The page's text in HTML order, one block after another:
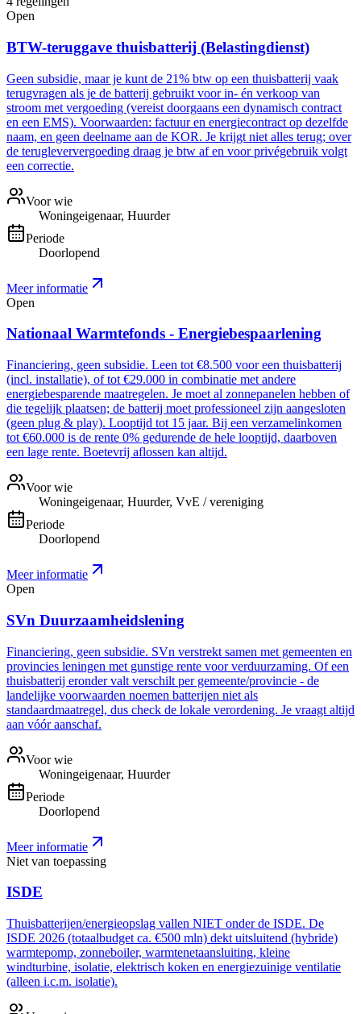
Open
BTW-teruggave thuisbatterij (Belastingdienst)
Geen subsidie, maar je kunt de 21% btw op een thuisbatterij vaak
terugvragen als je de batterij gebruikt voor in- én verkoop van
stroom met vergoeding (vereist doorgaans een dynamisch contract
en een EMS). Voorwaarden: factuur en energiecontract op dezelfde
naam, en geen deelname aan de KOR. Je krijgt niet alles terug; over
de terugleververgoeding draag je btw af en voor privégebruik volgt
een correctie.
Voor wie
Woningeigenaar, Huurder
Periode
Doorlopend
Meer informatie
Open
Nationaal Warmtefonds - Energiebespaarlening
Financiering, geen subsidie. Leen tot €8.500 voor een thuisbatterij
(incl. installatie), of tot €29.000 in combinatie met andere
energiebesparende maatregelen. Je moet al zonnepanelen hebben of
die tegelijk plaatsen; de batterij moet professioneel zijn aangesloten
(geen plug & play). Looptijd tot 15 jaar. Bij een verzamelinkomen
tot €60.000 is de rente 0% gedurende de hele looptijd, daarboven
een lage rente. Boetevrij aflossen kan altijd.
Voor wie
Woningeigenaar, Huurder, VvE / vereniging
Periode
Doorlopend
Meer informatie
Open
SVn Duurzaamheidslening
Financiering, geen subsidie. SVn verstrekt samen met gemeenten en
provincies leningen met gunstige rente voor verduurzaming. Of een
thuisbatterij eronder valt verschilt per gemeente/provincie - de
landelijke voorwaarden noemen batterijen niet als
standaardmaatregel, dus check de lokale verordening. Je vraagt altijd
aan vóór aanschaf.
Voor wie
Woningeigenaar, Huurder
Periode
Doorlopend
Meer informatie
Niet van toepassing
ISDE
Thuisbatterijen/energieopslag vallen NIET onder de ISDE. De
ISDE 2026 (totaalbudget ca. €500 mln) dekt uitsluitend (hybride)
warmtepomp, zonneboiler, warmtenetaansluiting, kleine
windturbine, isolatie, elektrisch koken en energiezuinige ventilatie
(alleen i.c.m. isolatie).